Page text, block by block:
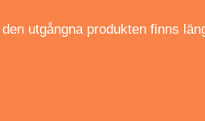
utgångna produkten finns